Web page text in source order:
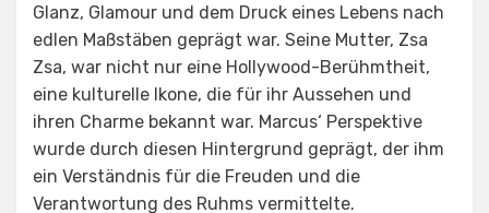
Glanz, Glamour und dem Druck eines Lebens nach
edlen Maßstäben geprägt war. Seine Mutter, Zsa
Zsa, war nicht nur eine Hollywood-Berühmtheit,
eine kulturelle Ikone, die für ihr Aussehen und
ihren Charme bekannt war. Marcus‘ Perspektive
wurde durch diesen Hintergrund geprägt, der ihm
ein Verständnis für die Freuden und die
Verantwortung des Ruhms vermittelte.